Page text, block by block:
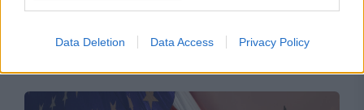
Data Deletion Data Access Privacy Policy
Recomandările noastre